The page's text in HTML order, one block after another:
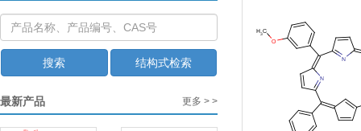
搜索 结构式检索
最新产品 更多 > >